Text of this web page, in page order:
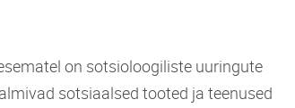
on sotsioloogiliste uuringute
sotsiaalsed tooted ja teenused